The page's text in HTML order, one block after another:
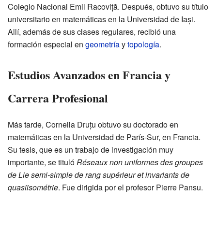
Colegio Nacional Emil Racoviță. Después, obtuvo su título
universitario en matemáticas en la Universidad de Iași.
Allí, además de sus clases regulares, recibió una
formación especial en geometríaytopología.
Estudios Avanzados en Francia y
Carrera Profesional
Más tarde, Cornelia Druțu obtuvo su doctorado en
matemáticas en la Universidad de París-Sur, en Francia.
Su tesis, que es un trabajo de investigación muy
importante, se titulóRéseaux non uniformes des groupes
de Lie semi-simple de rang supérieur et invariants de
quasiisométrie. Fue dirigida por el profesor Pierre Pansu.